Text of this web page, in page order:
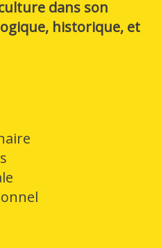
dans son
historique, et